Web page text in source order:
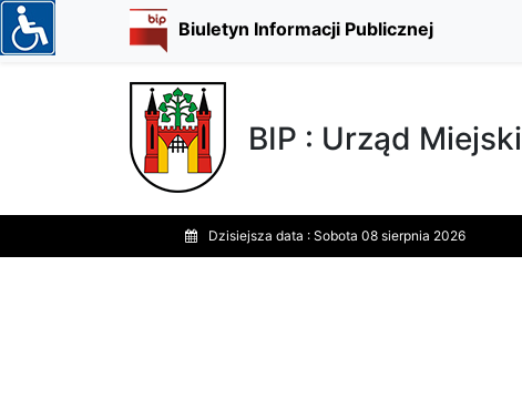
Biuletyn Informacji Publicznej
BIP : Urząd
Dzisiejsza data : Sobota 08 sierpnia 2026